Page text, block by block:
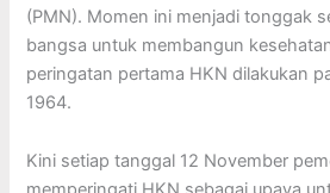
(PMN). Momen ini menjadi tonggak
bangsa untuk membangun
peringatan pertama HKN dilakukan
1964.
Kini setiap tanggal 12 November